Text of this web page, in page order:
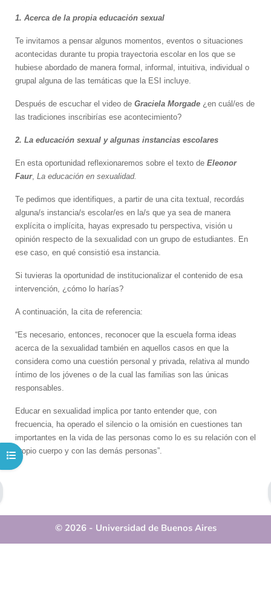
Abrir índice del curso
1. Acerca de la propia educación sexual
Te invitamos a pensar algunos momentos, eventos o situaciones
acontecidas durante tu propia trayectoria escolar en los que se
hubiese abordado de manera formal, informal, intuitiva, individual o
grupal alguna de las temáticas que la ESI incluye.
Después de escuchar el video de Graciela Morgade ¿en cuál/es de
las tradiciones inscribirías ese acontecimiento?
2. La educación sexual y algunas instancias escolares
En esta oportunidad reflexionaremos sobre el texto de Eleonor
Faur, La educación en sexualidad.
Te pedimos que identifiques, a partir de una cita textual, recordás
alguna/s instancia/s escolar/es en la/s que ya sea de manera
explícita o implícita, hayas expresado tu perspectiva, visión u
opinión respecto de la sexualidad con un grupo de estudiantes. En
ese caso, en qué consistió esa instancia.
Si tuvieras la oportunidad de institucionalizar el contenido de esa
intervención, ¿cómo lo harías?
A continuación, la cita de referencia:
“Es necesario, entonces, reconocer que la escuela forma ideas
acerca de la sexualidad también en aquellos casos en que la
considera como una cuestión personal y privada, relativa al mundo
íntimo de los jóvenes o de la cual las familias son las únicas
responsables.
Educar en sexualidad implica por tanto entender que, con
frecuencia, ha operado el silencio o la omisión en cuestiones tan
importantes en la vida de las personas como lo es su relación con el
propio cuerpo y con las demás personas”.
© 2026 - Universidad de Buenos Aires